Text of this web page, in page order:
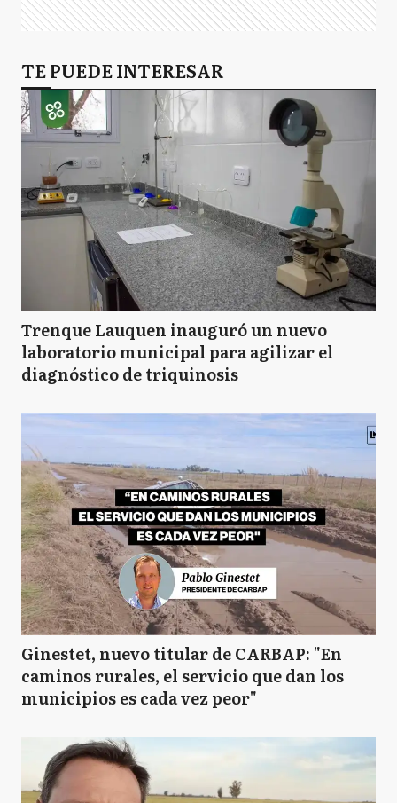
TE PUEDE INTERESAR
Trenque Lauquen inauguró un nuevo
laboratorio municipal para agilizar el
diagnóstico de triquinosis
Ginestet, nuevo titular de CARBAP: "En
caminos rurales, el servicio que dan los
municipios es cada vez peor"